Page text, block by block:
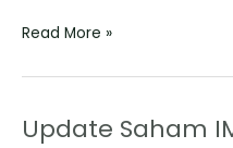
Read More »
Update Saham